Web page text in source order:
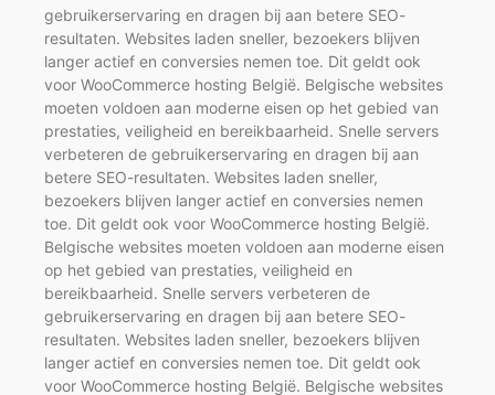
gebruikerservaring en dragen bij aan betere SEO-
resultaten. Websites laden sneller, bezoekers blijven
langer actief en conversies nemen toe. Dit geldt ook
voor WooCommerce hosting België. Belgische websites
moeten voldoen aan moderne eisen op het gebied van
prestaties, veiligheid en bereikbaarheid. Snelle servers
verbeteren de gebruikerservaring en dragen bij aan
betere SEO-resultaten. Websites laden sneller,
bezoekers blijven langer actief en conversies nemen
toe. Dit geldt ook voor WooCommerce hosting België.
Belgische websites moeten voldoen aan moderne eisen
op het gebied van prestaties, veiligheid en
bereikbaarheid. Snelle servers verbeteren de
gebruikerservaring en dragen bij aan betere SEO-
resultaten. Websites laden sneller, bezoekers blijven
langer actief en conversies nemen toe. Dit geldt ook
voor WooCommerce hosting België. Belgische websites